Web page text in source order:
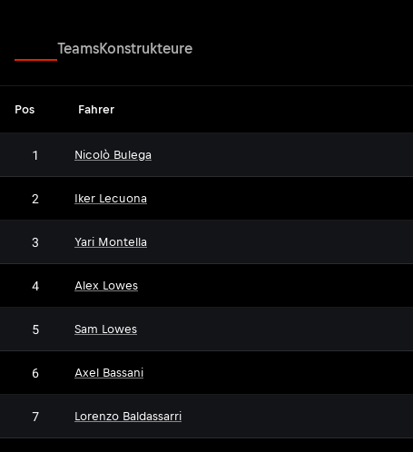
TeamsKonstrukteure
Pos Fahrer
1 Nicolò Bulega
2 Iker Lecuona
3 Yari Montella
4 Alex Lowes
5 Sam Lowes
6 Axel Bassani
7 Lorenzo Baldassarri